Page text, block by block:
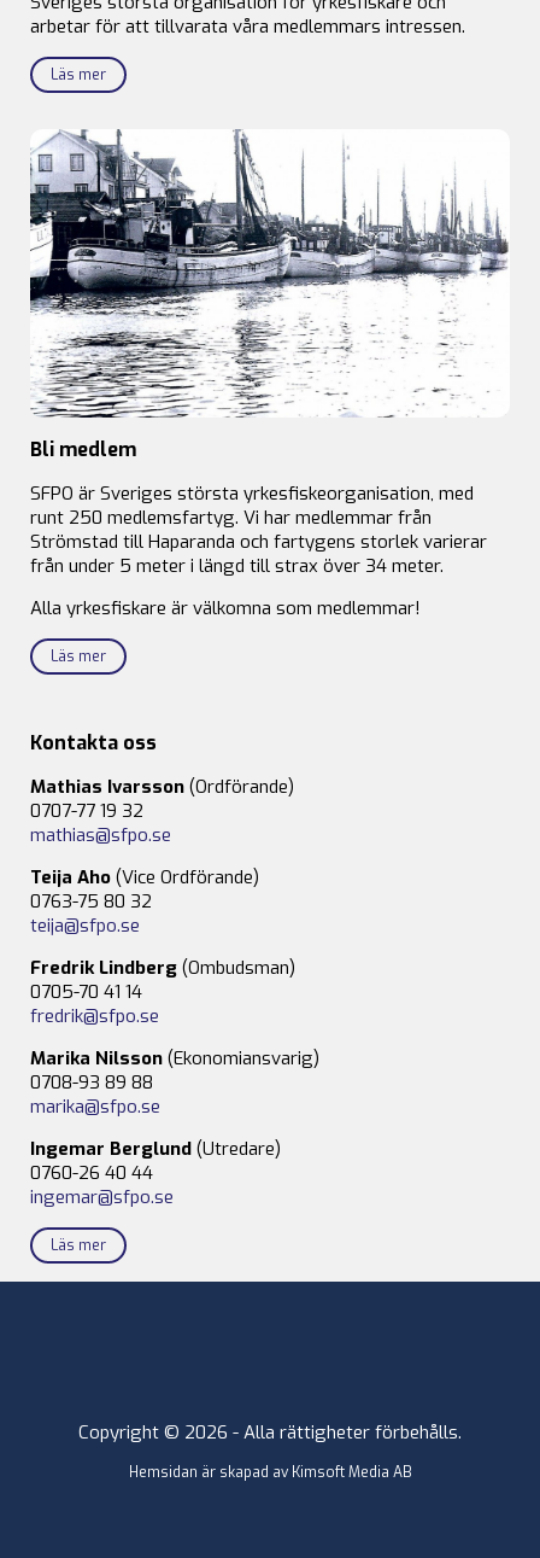
arbetar för att tillvarata våra medlemmars intressen.
Läs mer
Bli medlem
SFPO är Sveriges största yrkesfiskeorganisation, med
runt 250 medlemsfartyg. Vi har medlemmar från
Strömstad till Haparanda och fartygens storlek varierar
från under 5 meter i längd till strax över 34 meter.
Alla yrkesfiskare är välkomna som medlemmar!
Läs mer
Kontakta oss
Mathias Ivarsson (Ordförande)
0707-77 19 32
mathias@sfpo.se
Teija Aho (Vice Ordförande)
0763-75 80 32
teija@sfpo.se
Fredrik Lindberg (Ombudsman)
0705-70 41 14
fredrik@sfpo.se
Marika Nilsson (Ekonomiansvarig)
0708-93 89 88
marika@sfpo.se
Ingemar Berglund (Utredare)
0760-26 40 44
ingemar@sfpo.se
Läs mer
Copyright © 2026 - Alla rättigheter förbehålls.
Hemsidan är skapad av Kimsoft Media AB